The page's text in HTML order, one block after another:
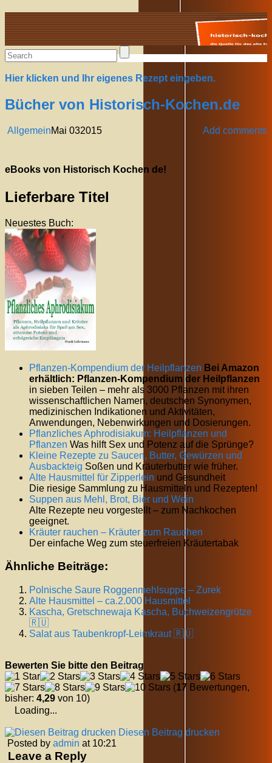
Alte Rezepte online
Hier klicken und Ihr eigenes Rezept eingeben.
Bücher von Historisch-Kochen.de
Allgemein Add comments
Mai 032015
eBooks von Historisch Kochen de!
Lieferbare Titel
Neuestes Buch:
Pflanzen-Kompendium der Heilpflanzen Bei Amazon
erhältlich: Pflanzen-Kompendium der Heilpflanzen
in sieben Teilen – mehr als 3000 Pflanzen mit ihren
wissenschaftlichen Namen, deutschen Synonymen,
medizinischen Indikationen und Aktivitäten,
Anwendungen, Nebenwirkungen und Dosierungen.
Pflanzliches Aphrodisiakum: Heilpflanzen und
Pflanzen Was hilft Sex und Potenz auf die Sprünge?
Kleine Rezepte zu Saucen, Butter, Gewürzen und
Ausbackteig Soßen und Kräuterbutter wie früher.
Alte Hausmittel für Zipperlein und Gesundheit
Die riesige Sammlung zu Hausmitteln und Rezepten!
Suppen aus Mehl, Brot, Bier und Wein
Alte Rezepte neu vorgestellt – zum Nachkochen
geeignet.
Kräuter rauchen – Kräuter zum Rauchen
Der einfache Weg zum steuerfreien Kräutertabak
Ähnliche Beiträge:
Polnische Saure Roggenmehlsuppe – Zurek
Alte Hausmittel – ca.2.000 Hausmittel
Kascha, Gretschnewaja Kascha, Buchweizengrütze
🇷🇺
Salat aus Taubenkropf-Leimkraut 🇷🇺
Bewerten Sie bitte den Beitrag
(17 Bewertungen,
bisher: 4,29 von 10)
Loading...
Diesen Beitrag drucken
Posted by admin at 10:21
Leave a Reply